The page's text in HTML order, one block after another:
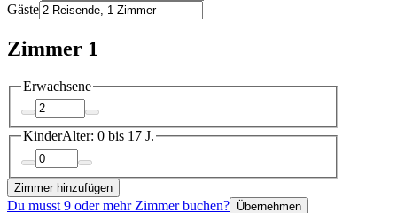
Gäste
Zimmer 1
Erwachsene
KinderAlter: 0 bis 17 J.
Zimmer hinzufügen
Du musst 9 oder mehr Zimmer buchen? Übernehmen